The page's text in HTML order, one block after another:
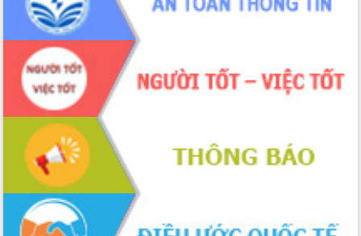
Khởi động Dự án Đầu tư xây dựng hạ
tầng kỹ thuật Cụm công nghiệp Tân
Tiến
Gặp mặt các cơ quan báo chí nhân Kỷ
niệm 101 năm Ngày Báo chí Cách
mạng Việt Nam
Đắk Lắk sơ kết 4 năm triển khai thực
hiện Đề án 06 của Chính phủ
Họp báo thông tin về Hội nghị Công bố
Quy hoạch và Xúc tiến đầu tư tỉnh Đắk
Khơi thông điểm nghẽn, đẩy nhanh
giải ngân vốn khắc phục thiên tai